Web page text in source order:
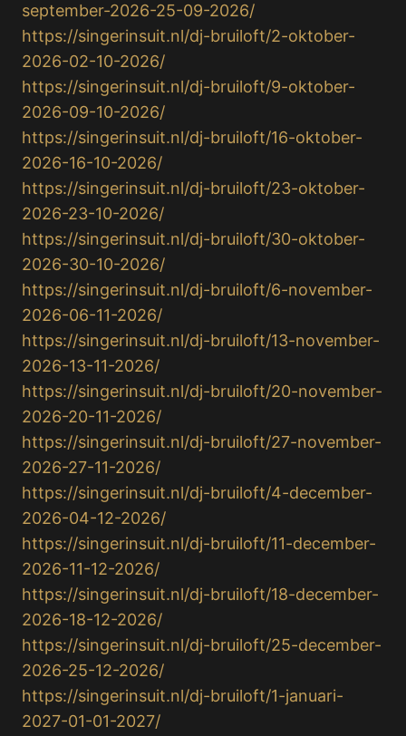
september-2026-25-09-2026/
https://singerinsuit.nl/dj-bruiloft/2-oktober-
2026-02-10-2026/
https://singerinsuit.nl/dj-bruiloft/9-oktober-
2026-09-10-2026/
https://singerinsuit.nl/dj-bruiloft/16-oktober-
2026-16-10-2026/
https://singerinsuit.nl/dj-bruiloft/23-oktober-
2026-23-10-2026/
https://singerinsuit.nl/dj-bruiloft/30-oktober-
2026-30-10-2026/
https://singerinsuit.nl/dj-bruiloft/6-november-
2026-06-11-2026/
https://singerinsuit.nl/dj-bruiloft/13-november-
2026-13-11-2026/
https://singerinsuit.nl/dj-bruiloft/20-november-
2026-20-11-2026/
https://singerinsuit.nl/dj-bruiloft/27-november-
2026-27-11-2026/
https://singerinsuit.nl/dj-bruiloft/4-december-
2026-04-12-2026/
https://singerinsuit.nl/dj-bruiloft/11-december-
2026-11-12-2026/
https://singerinsuit.nl/dj-bruiloft/18-december-
2026-18-12-2026/
https://singerinsuit.nl/dj-bruiloft/25-december-
2026-25-12-2026/
https://singerinsuit.nl/dj-bruiloft/1-januari-
2027-01-01-2027/